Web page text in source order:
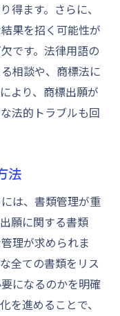
得ます。さらに、
果を招く可能性が
です。法律用語の
相談や、商標法に
より、商標出願が
法的トラブルも回
法
は、書類管理が重
願に関する書類
理が求められま
全ての書類をリス
になるのかを明確
を進めることで、